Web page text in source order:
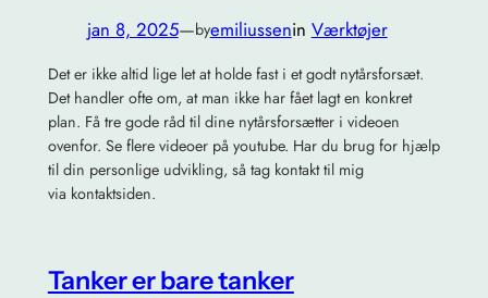
jan 8, 2025—byemiliussenin Værktøjer
Det er ikke altid lige let at holde fast i et godt nytårsforsæt.
Det handler ofte om, at man ikke har fået lagt en konkret
plan. Få tre gode råd til dine nytårsforsætter i videoen
ovenfor. Se flere videoer på youtube. Har du brug for hjælp
til din personlige udvikling, så tag kontakt til mig
via kontaktsiden.
Tanker er bare tanker